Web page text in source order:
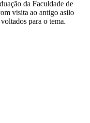
da Faculdade de
visita ao antigo asilo
para o tema.